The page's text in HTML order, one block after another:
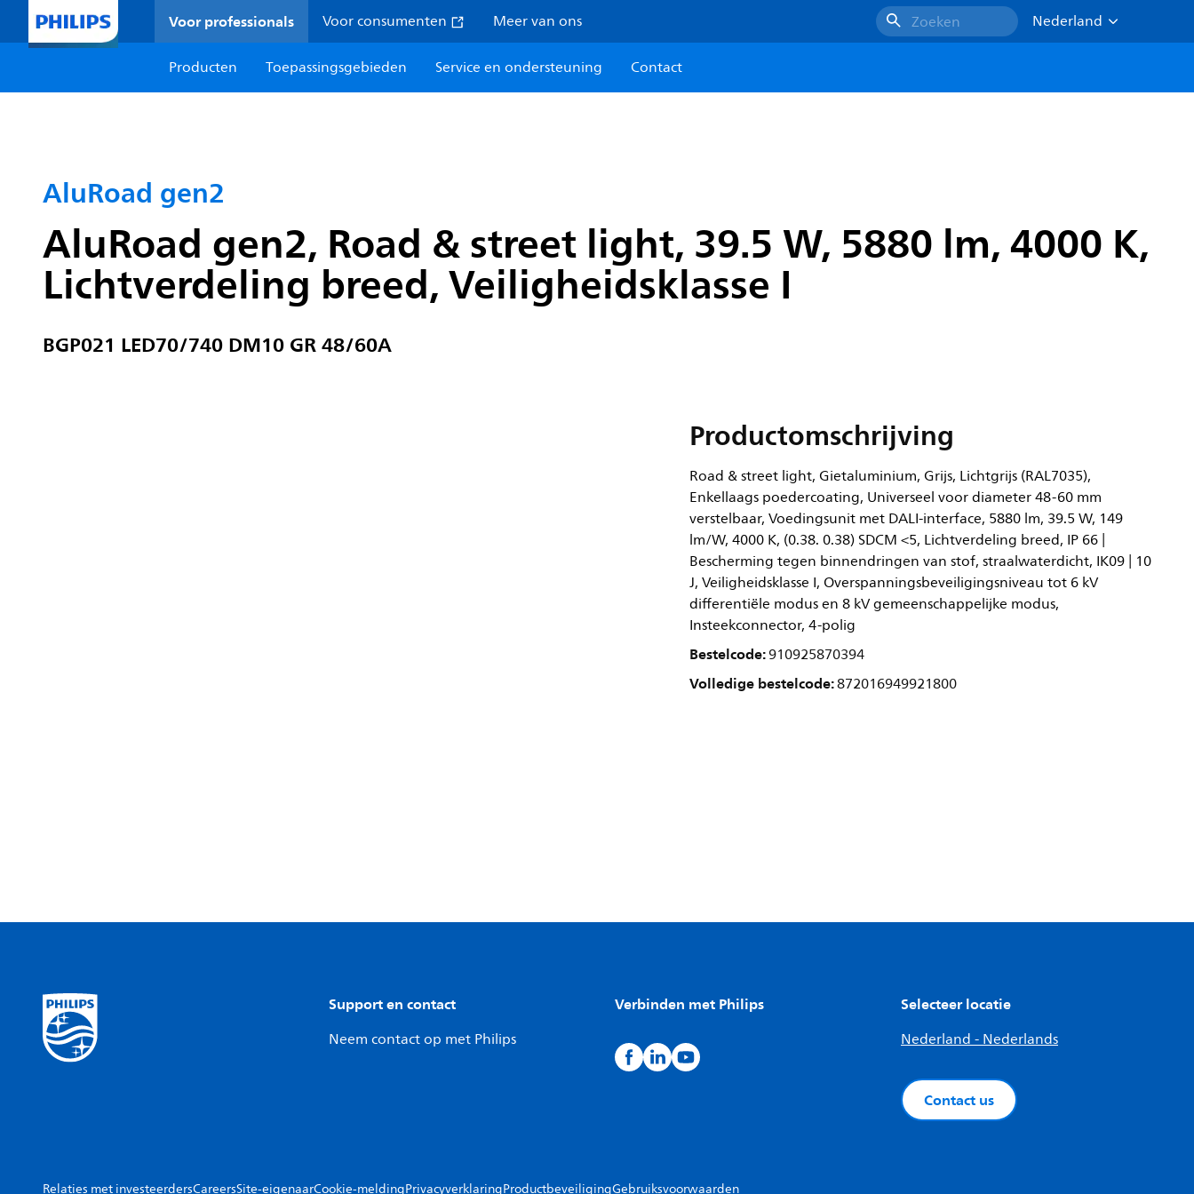
Voor professionals Voor consumenten Meer van ons Zoeken
Nederland
Producten
Toepassingsgebieden Service en ondersteuning Contact
AluRoad gen2
AluRoad gen2, Road & street light, 39.5 W, 5880 lm, 4000 K,
Lichtverdeling breed, Veiligheidsklasse I
BGP021 LED70/740 DM10 GR 48/60A
Productomschrijving
Road & street light, Gietaluminium, Grijs, Lichtgrijs (RAL7035),
Enkellaags poedercoating, Universeel voor diameter 48-60 mm
verstelbaar, Voedingsunit met DALI-interface, 5880 lm, 39.5 W, 149
lm/W, 4000 K, (0.38. 0.38) SDCM <5, Lichtverdeling breed, IP 66 |
Bescherming tegen binnendringen van stof, straalwaterdicht, IK09 | 10
J, Veiligheidsklasse I, Overspanningsbeveiligingsniveau tot 6 kV
differentiële modus en 8 kV gemeenschappelijke modus,
Insteekconnector, 4-polig
Bestelcode:910925870394
Volledige bestelcode:872016949921800
Support en contact
Neem contact op met Philips
Verbinden met Philips Selecteer locatie
Nederland - Nederlands
Contact us
Relaties met investeerdersCareersSite-eigenaarCookie-meldingPrivacyverklaringProductbeveiligingGebruiksvoorwaarden